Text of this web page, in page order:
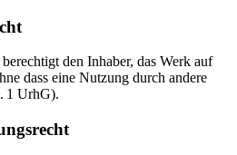
den Inhaber, das Werk auf
dass eine Nutzung durch andere
1 UrhG).